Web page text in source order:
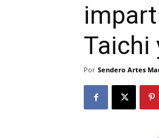
Taichi
Por Sendero Artes